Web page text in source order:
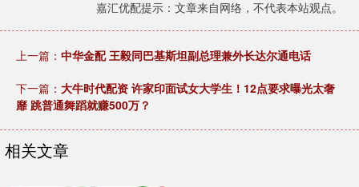
嘉汇优配提示：文章来自网络，不代表本站观点。
上一篇： 中华金配 王毅同巴基斯坦副总理兼外长达尔通电话
下一篇： 大牛时代配资 许家印面试女大学生！12点要求曝光太奢
靡 跳普通舞蹈就赚500万？
相关文章